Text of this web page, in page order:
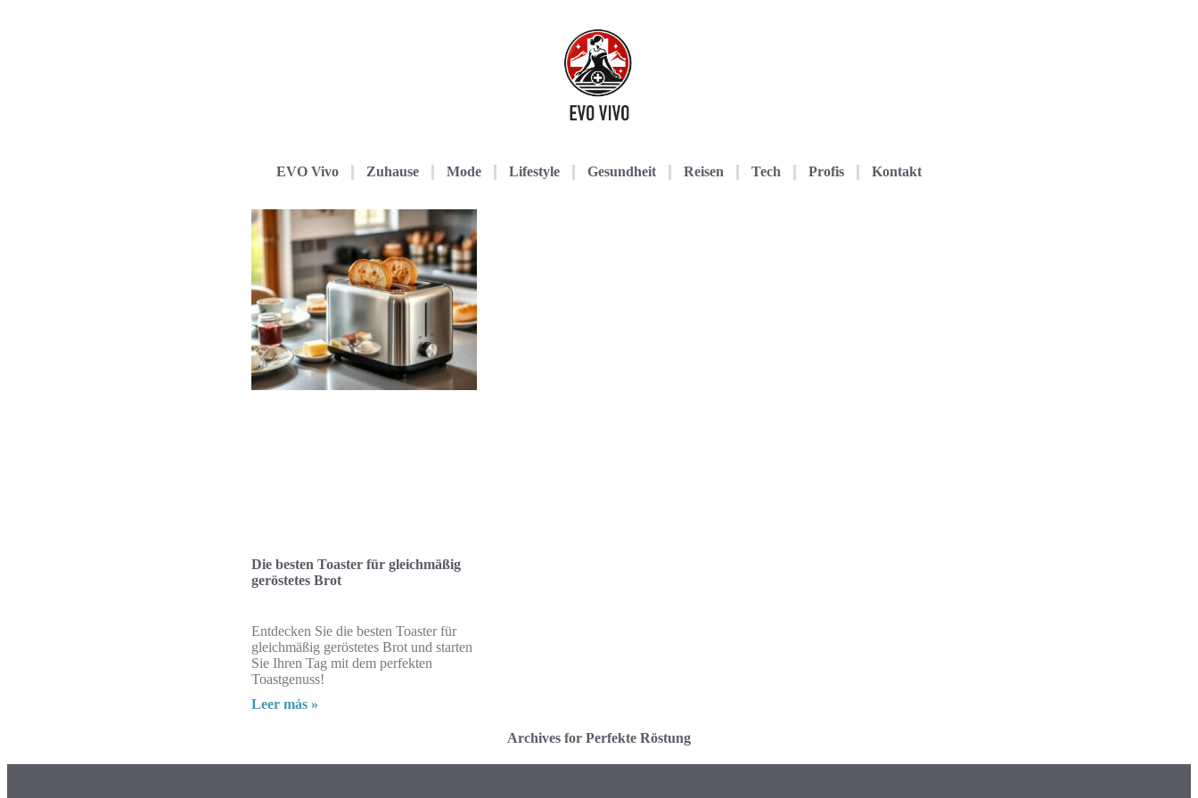
EVO Vivo Zuhause Mode Lifestyle Gesundheit Reisen Tech Profis Kontakt
Die besten Toaster für gleichmäßig
geröstetes Brot
Entdecken Sie die besten Toaster für
gleichmäßig geröstetes Brot und starten
Sie Ihren Tag mit dem perfekten
Toastgenuss!
Leer más »
Archives for Perfekte Röstung